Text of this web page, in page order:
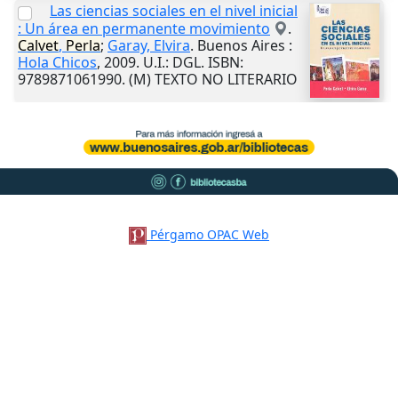
Las ciencias sociales en el nivel inicial
: Un área en permanente movimiento
.
Calvet, Perla; Garay, Elvira. Buenos Aires :
Hola Chicos, 2009. U.I.: DGL. ISBN:
9789871061990. (M) TEXTO NO LITERARIO
Pérgamo OPAC Web